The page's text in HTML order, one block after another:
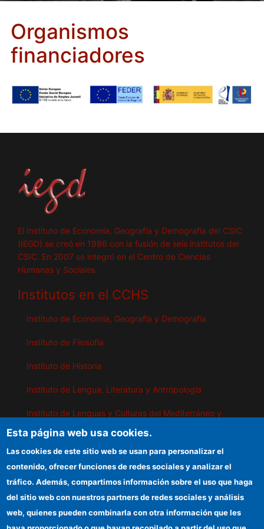
Organismos
financiadores
El Instituto de Economía, Geografía y Demografía del CSIC
(IEGD) se creó en 1986 con la fusión de seis institutos del
CSIC. En 2007 se integró en el Centro de Ciencias
Humanas y Sociales.
Institutos en el CCHS
Instituto de Economía, Geografía y Demografía
Instituto de Filosofía
Instituto de Historia
Instituto de Lengua, Literatura y Antropología
Instituto de Lenguas y Culturas del Mediterráneo y
Instituto de Políticas y Bienes Públicos
IEGD
Sede electrónica CSIC
Esta página web usa cookies.
Las cookies de este sitio web se usan para personalizar el
contenido, ofrecer funciones de redes sociales y analizar el
tráfico. Además, compartimos información sobre el uso que haga
del sitio web con nuestros partners de redes sociales y análisis
web, quienes pueden combinarla con otra información que les